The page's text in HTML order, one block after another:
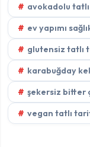
avokadolu tatlı
ev yapımı
glutensiz tatlı
karabuğday
şekersiz bitter
vegan tatlı